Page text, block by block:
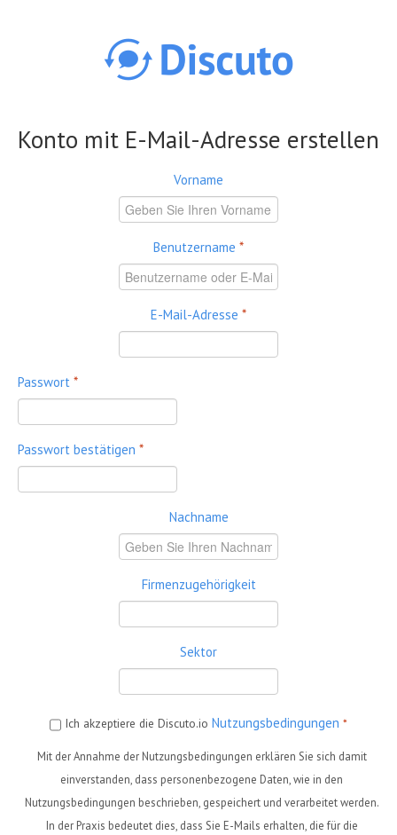
Konto mit E-Mail-Adresse erstellen
Vorname
Benutzername *
E-Mail-Adresse *
Passwort *
Passwort bestätigen *
Nachname
Firmenzugehörigkeit
Sektor
Ich akzeptiere die Discuto.io Nutzungsbedingungen *
Mit der Annahme der Nutzungsbedingungen erklären Sie sich damit
einverstanden, dass personenbezogene Daten, wie in den
Nutzungsbedingungen beschrieben, gespeichert und verarbeitet werden.
In der Praxis bedeutet dies, dass Sie E-Mails erhalten, die für die